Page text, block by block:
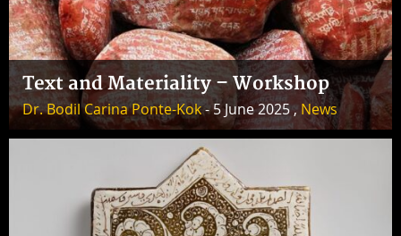
Text and Materiality – Workshop
Dr. Bodil Carina Ponte-Kok- 5 June 2025 ,News